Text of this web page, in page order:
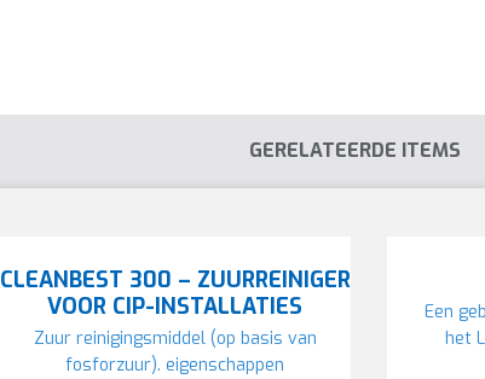
GERELATEERDE ITEMS
CLEANBEST 300 – ZUURREINIGER
VOOR CIP-INSTALLATIES
Zuur reinigingsmiddel (op basis van
fosforzuur). eigenschappen
Een
het